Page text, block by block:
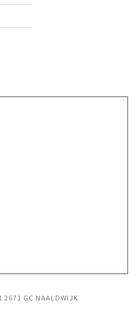
2671 GC NAALDWIJK